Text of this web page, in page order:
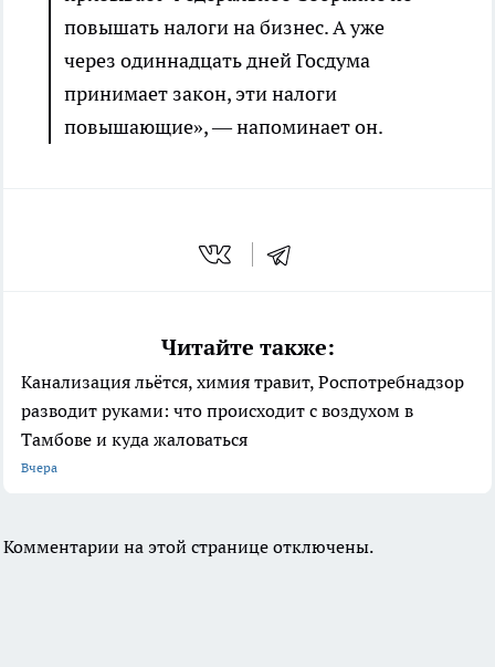
повышать налоги на бизнес. А уже
через одиннадцать дней Госдума
принимает закон, эти налоги
повышающие», — напоминает он.
Читайте также:
Канализация льётся, химия травит, Роспотребнадзор
разводит руками: что происходит с воздухом в
Тамбове и куда жаловаться
Вчера
Комментарии на этой странице отключены.